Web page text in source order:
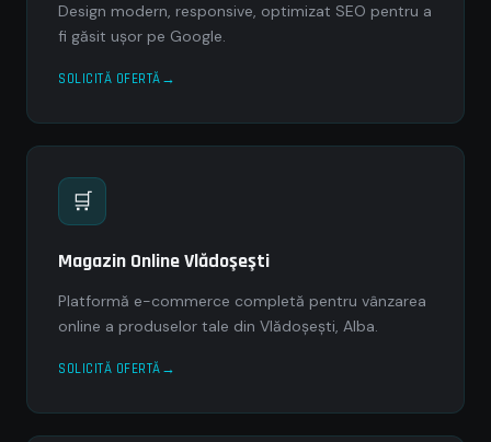
Design modern, responsive, optimizat SEO pentru a
fi găsit ușor pe Google.
SOLICITĂ OFERTĂ
🛒
Magazin Online Vlădoşeşti
Platformă e-commerce completă pentru vânzarea
online a produselor tale din Vlădoşeşti, Alba.
SOLICITĂ OFERTĂ